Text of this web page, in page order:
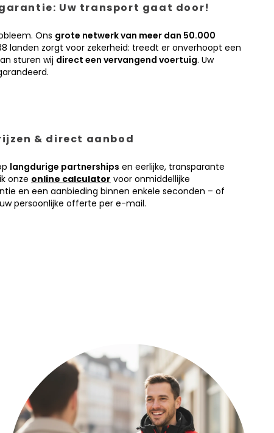
Uw transport gaat door!
Ons grote netwerk van meer dan 50.000
landen zorgt voor zekerheid: treedt er onverhoopt een
sturen wij direct een vervangend voertuig. Uw
& direct aanbod
langdurige partnerships en eerlijke, transparante
onze online calculator voor onmiddellijke
en een aanbieding binnen enkele seconden – of
persoonlijke offerte per e-mail.